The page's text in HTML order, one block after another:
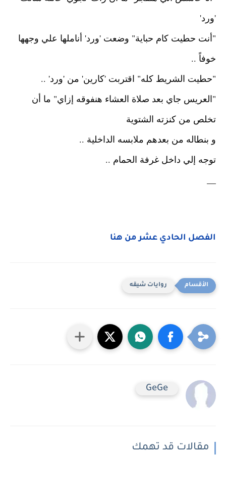
'ورد'
"أنت حطيت كام حباية" وضعت 'ورد' أناملها علي وجهها
خوفاً ..
"حطيت الشريط كله" اقتربت 'كارين' من 'ورد' ..
"العريس جاي بعد صلاة العشاء هنفوقه إزاي" ما أن
تخلص من كنزته الشتوية
و بنطاله من بعدهم ملابسه الداخلية ..
توجه إلي داخل غرفة الحمام ..
الفصل الحادي عشر من هنا
روايات شيقه
GeGe
مقالات قد تهمك